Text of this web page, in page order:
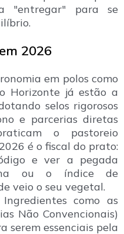
"entregar" para se
2026
em polos como
Horizonte já estão a
selos rigorosos
e parcerias diretas
o pastoreio
é o fiscal do prato:
e ver a pegada
ou o índice de
veio o seu vegetal.
Ingredientes como as
Não Convencionais)
serem essenciais pela